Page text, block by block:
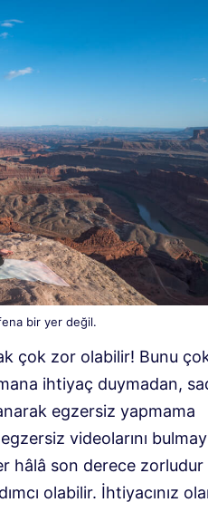
bir yer değil.
çok zor olabilir! Bunu
ihtiyaç duymadan,
egzersiz yapmama
videolarını
hâlâ son derece zorludur
olabilir. İhtiyacınız